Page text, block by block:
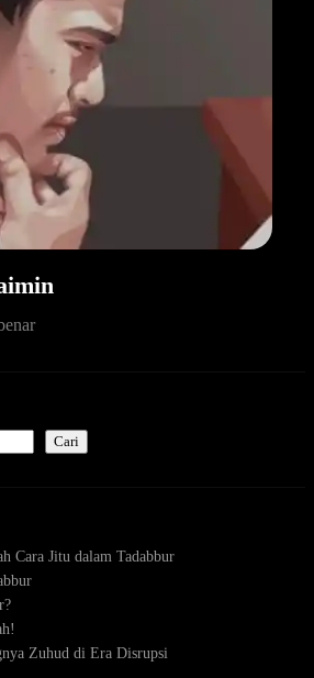
Cari
Cara Jitu dalam Tadabbur
Zuhud di Era Disrupsi